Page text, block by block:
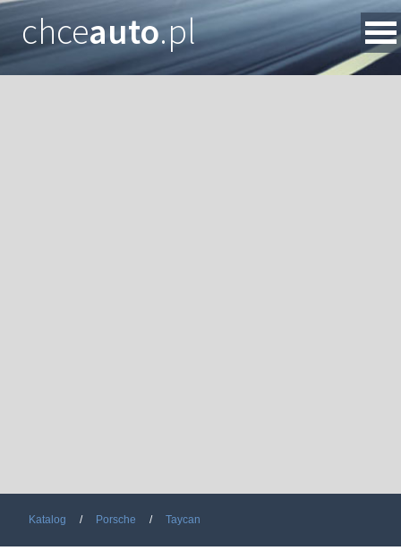
chceauto.pl
Katalog Porsche Taycan